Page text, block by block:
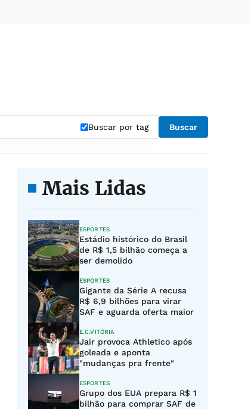
Buscar por tag Buscar
Mais Lidas
ESPORTES
Estádio histórico do Brasil
de R$ 1,5 bilhão começa a
ser demolido
ESPORTES
Gigante da Série A recusa
R$ 6,9 bilhões para virar
SAF e aguarda oferta maior
E.C.VITÓRIA
Jair provoca Athletico após
goleada e aponta
"mudanças pra frente"
ESPORTES
Grupo dos EUA prepara R$ 1
bilhão para comprar SAF de